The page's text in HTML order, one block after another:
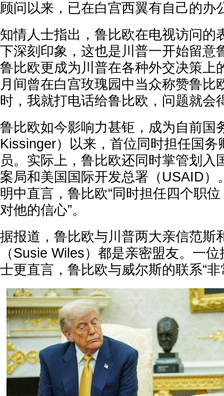
顾问以来，已在白宫西翼有自己的办
知情人士指出，鲁比欧在电视访问的
下深刻印象，这也是川普一开始留意
鲁比欧更成为川普在各种外交决策上
月间曾在白宫玫瑰园中当众称赞鲁比
时，我就打电话给鲁比欧，问题就会
鲁比欧如今影响力甚钜，成为自前国
Kissinger）以来，首位同时担任国务
员。实际上，鲁比欧还同时掌管划入
案局和美国国际开发总署（USAID）
明中直言，鲁比欧“同时担任四个职
对他的信心”。
据报道，鲁比欧与川普两大亲信范斯
（Susie Wiles）都是亲密盟友。一
士更直言，鲁比欧与威尔斯的联系“非